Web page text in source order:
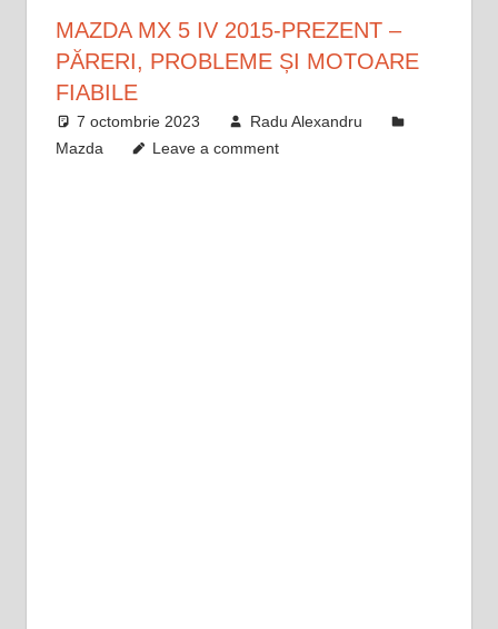
MAZDA MX 5 IV 2015-PREZENT –
PĂRERI, PROBLEME ȘI MOTOARE
FIABILE
7 octombrie 2023
Radu Alexandru
Mazda
Leave a comment